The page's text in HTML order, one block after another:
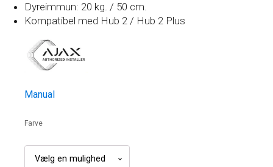
Dyreimmun: 20 kg. / 50 cm.
Kompatibel med Hub 2 / Hub 2 Plus
Manual
Farve